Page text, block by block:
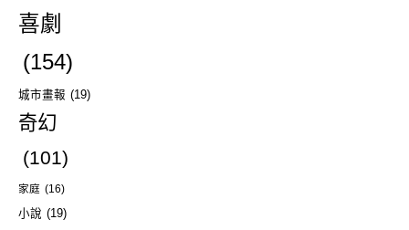
喜劇
(154)
城市畫報 (19)
奇幻
(101)
家庭 (16)
小說 (19)